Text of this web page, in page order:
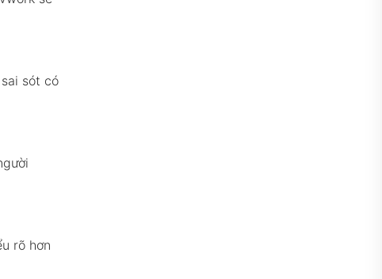
sót có
rõ hơn